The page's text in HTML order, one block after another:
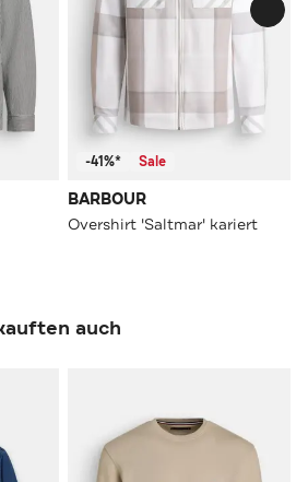
-41%* Sale
BARBOUR
Overshirt 'Saltmar' kariert
auch